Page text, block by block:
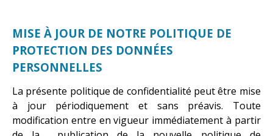
MISE À JOUR DE NOTRE POLITIQUE DE
PROTECTION DES DONNÉES
PERSONNELLES
La présente politique de confidentialité peut être mise
à jour périodiquement et sans préavis. Toute
modification entre en vigueur immédiatement à partir